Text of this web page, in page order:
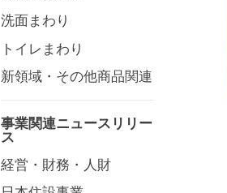
洗面まわり
トイレまわり
新領域・その他商品関連
事業関連ニュースリリー
ス
経営・財務・人財